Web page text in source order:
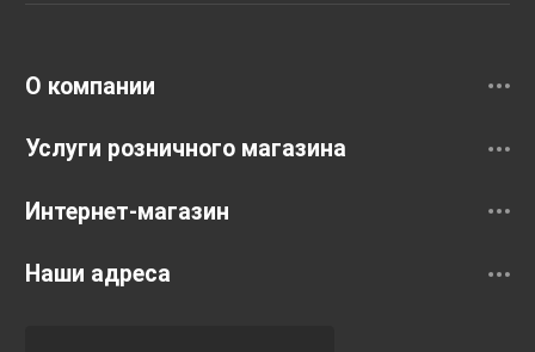
О компании
Услуги розничного магазина
Интернет-магазин
Наши адреса